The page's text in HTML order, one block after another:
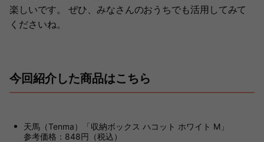
楽しいです。 ぜひ、みなさんのおうちでも活用してみて
くださいね。
今回紹介した商品はこちら
天馬（Tenma）「収納ボックス ハコット ホワイト M」
参考価格：848円（税込）